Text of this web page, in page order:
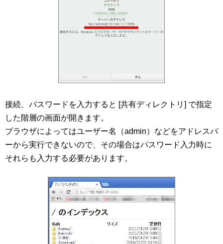
接続、パスワードを入力すると [共有ディレクトリ] で指定
した階層の画面が開きます。
ブラウザによってはユーザー名（admin）などをアドレスバ
ーから実行できないので、その場合はパスワード入力時に
それらも入力する必要があります。